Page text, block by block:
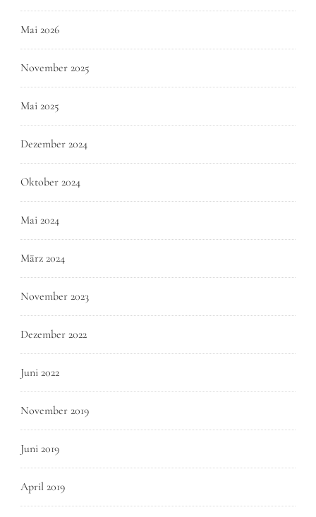
Mai 2026
November 2025
Mai 2025
Dezember 2024
Oktober 2024
Mai 2024
März 2024
November 2023
Dezember 2022
Juni 2022
November 2019
Juni 2019
April 2019